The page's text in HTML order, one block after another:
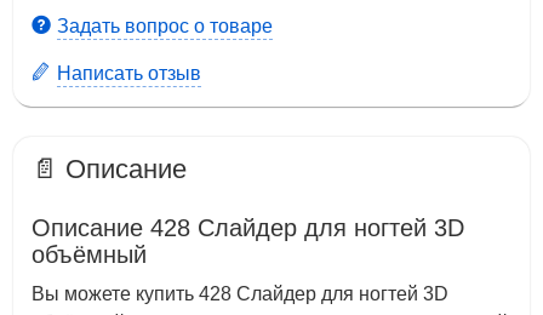
Задать вопрос о товаре
Написать отзыв
📄 Описание
Описание 428 Слайдер для ногтей 3D
объёмный
Вы можете купить 428 Слайдер для ногтей 3D